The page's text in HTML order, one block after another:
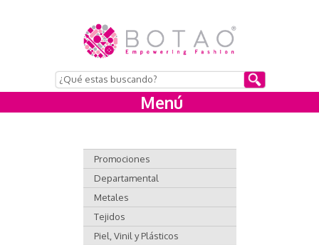
Menú
Promociones
Departamental
Metales
Tejidos
Piel, Vinil y Plásticos